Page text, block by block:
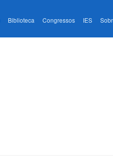
Biblioteca Congressos IES